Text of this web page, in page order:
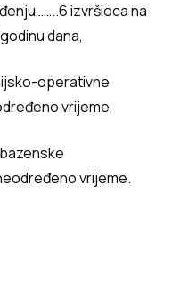
izvršioca na
dana,
operativne
vrijeme,
vrijeme.